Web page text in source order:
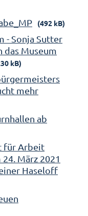
(492 kB)
- Sonja Sutter
Museum
kB)
mehr
ab
für Arbeit
März 2021
Haseloff